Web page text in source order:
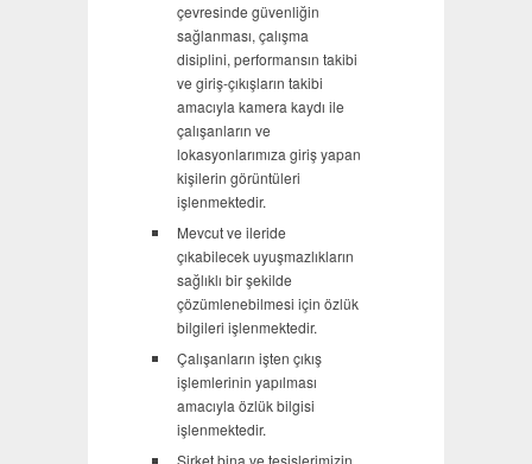
çevresinde güvenliğin
sağlanması, çalışma
disiplini, performansın takibi
ve giriş-çıkışların takibi
amacıyla kamera kaydı ile
çalışanların ve
lokasyonlarımıza giriş yapan
kişilerin görüntüleri
işlenmektedir.
Mevcut ve ileride
çıkabilecek uyuşmazlıkların
sağlıklı bir şekilde
çözümlenebilmesi için özlük
bilgileri işlenmektedir.
Çalışanların işten çıkış
işlemlerinin yapılması
amacıyla özlük bilgisi
işlenmektedir.
Şirket bina ve tesislerimizin